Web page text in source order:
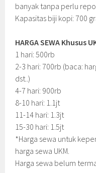
banyak tanpa perlu
Kapasitas biji kopi: 700
HARGA SEWA Khusus
1 hari: 500rb
2-3 hari: 700rb (baca:
dst..)
4-7 hari: 900rb
8-10 hari: 1.1jt
11-14 hari: 1.3jt
15-30 hari: 1.5jt
*Harga sewa untuk
harga sewa UKM.
Harga sewa belum